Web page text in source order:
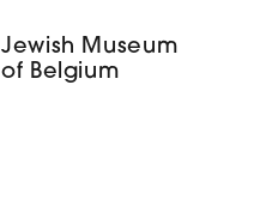
Jewish Museum
of Belgium